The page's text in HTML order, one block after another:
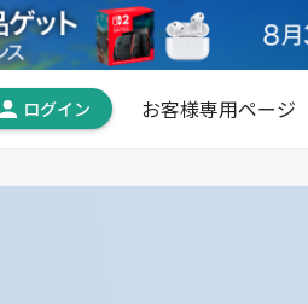
お客様専用ページ